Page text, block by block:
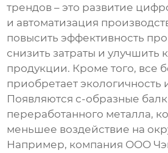
трендов – это развитие
и автоматизация
повысить эффективность
снизить затраты и улучшить
продукции. Кроме того, все
приобретает экологичность
Появляются с-образные
переработанного металла,
меньшее воздействие на
Например, компания ООО